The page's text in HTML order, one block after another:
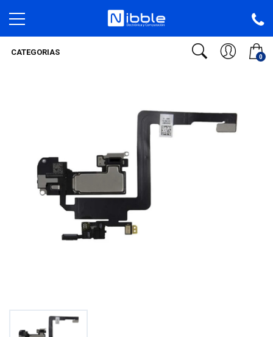
0
CATEGORIAS